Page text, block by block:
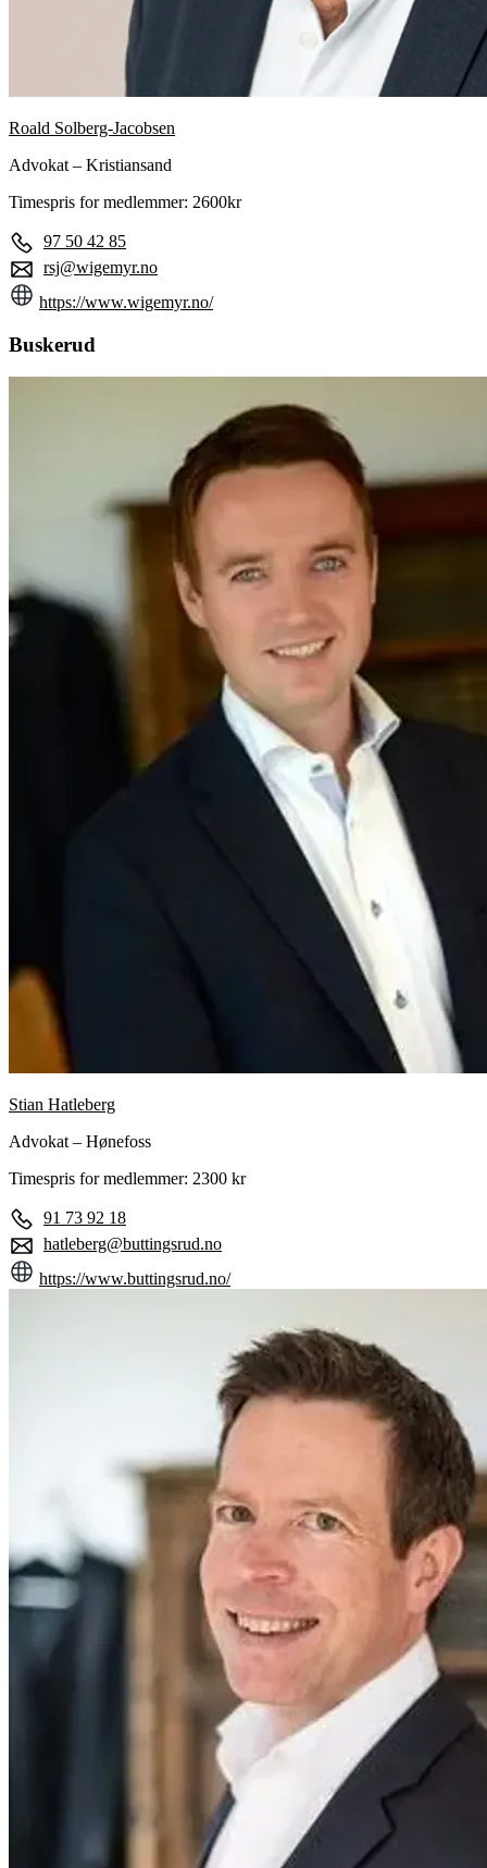
Roald Solberg-Jacobsen
Advokat – Kristiansand
Timespris for medlemmer: 2600kr
97 50 42 85
rsj@wigemyr.no
https://www.wigemyr.no/
Buskerud
Stian Hatleberg
Advokat – Hønefoss
Timespris for medlemmer: 2300 kr
91 73 92 18
hatleberg@buttingsrud.no
https://www.buttingsrud.no/